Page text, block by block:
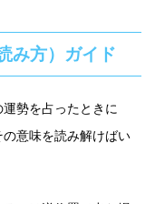
み方）ガイド
勢を占ったときに
の意味を読み解けばい